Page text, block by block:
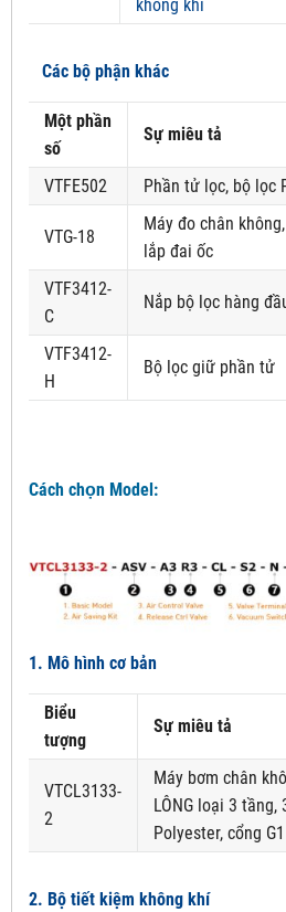
không khí
Các bộ phận khác
Một phần
số
Sự miêu tả
VTFE502 Phần tử lọc, bộ lọc
VTG-18
Máy đo chân
lắp đai ốc
VTF3412-
C
Nắp bộ lọc hàng
VTF3412-
H
Bộ lọc giữ phần tử
Cách chọn Model:
1. Mô hình cơ bản
Biểu
tượng
Sự miêu tả
VTCL3133-
2
Máy bơm chân
LÔNG loại 3
Polyester, cổng
2. Bộ tiết kiệm không khí